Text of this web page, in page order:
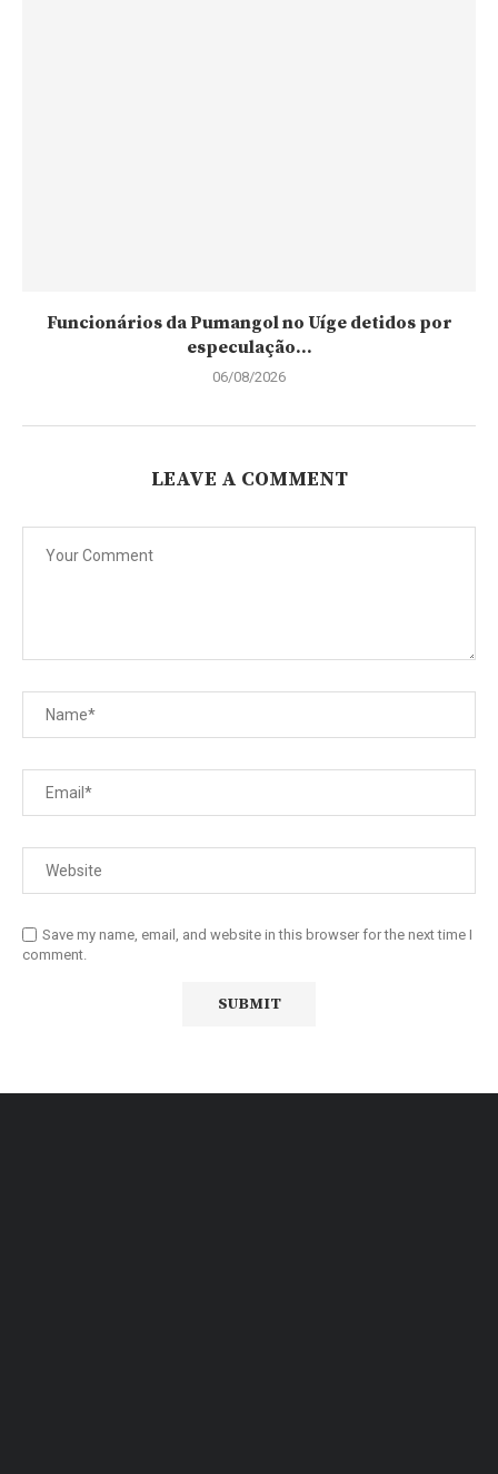
Funcionários da Pumangol no Uíge detidos por
especulação...
06/08/2026
LEAVE A COMMENT
Save my name, email, and website in this browser for the next time I
comment.